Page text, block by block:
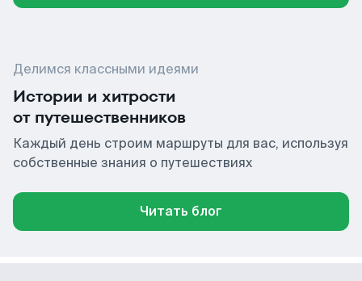
Делимся классными идеями
Истории и хитрости
от путешественников
Каждый день строим маршруты для вас, используя
собственные знания о путешествиях
Читать блог